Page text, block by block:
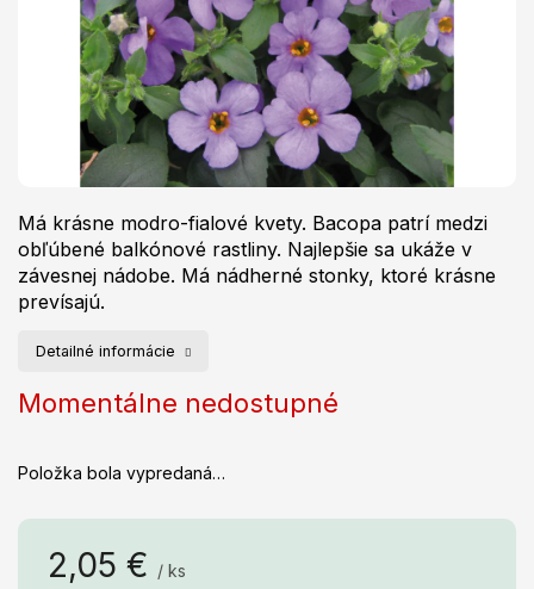
2,05 € / ks
Momentálne nedostupné
Položka bola vypredaná…
Má krásne modro-fialové kvety. Bacopa patrí medzi
obľúbené balkónové rastliny. Najlepšie sa ukáže v
závesnej nádobe. Má nádherné stonky, ktoré krásne
prevísajú.
Detailné informácie